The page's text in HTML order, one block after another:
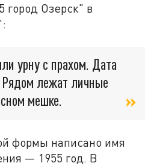
город Озерск" в
урну с прахом. Дата
лежат личные
мешке.
формы написано имя
— 1955 год. В